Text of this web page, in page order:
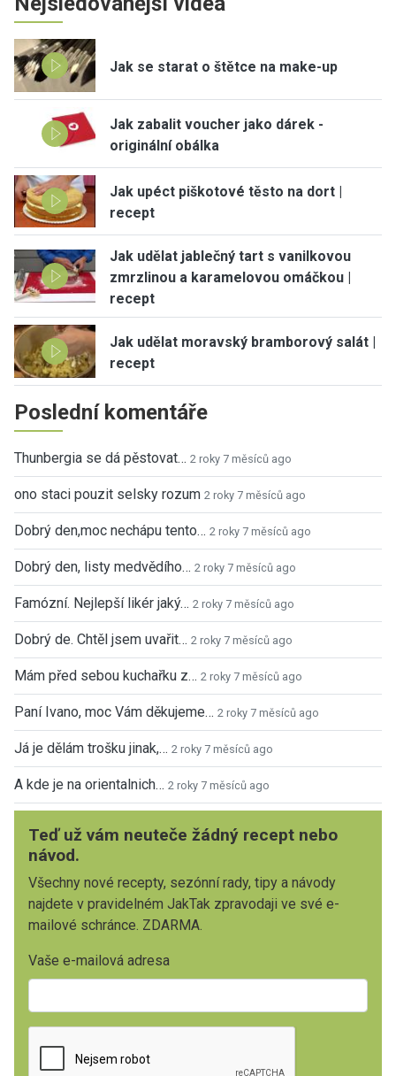
Jak se starat o štětce na make-up
Jak zabalit voucher jako dárek -
originální obálka
Jak upéct piškotové těsto na dort |
recept
Jak udělat jablečný tart s vanilkovou
zmrzlinou a karamelovou omáčkou |
recept
Jak udělat moravský bramborový salát |
recept
Poslední komentáře
Thunbergia se dá pěstovat… 2 roky 7 měsíců ago
ono staci pouzit selsky rozum 2 roky 7 měsíců ago
Dobrý den,moc nechápu tento… 2 roky 7 měsíců ago
Dobrý den, listy medvědího… 2 roky 7 měsíců ago
Famózní. Nejlepší likér jaký… 2 roky 7 měsíců ago
Dobrý de. Chtěl jsem uvařit… 2 roky 7 měsíců ago
Mám před sebou kuchařku z… 2 roky 7 měsíců ago
Paní Ivano, moc Vám děkujeme… 2 roky 7 měsíců ago
Já je dělám trošku jinak,… 2 roky 7 měsíců ago
A kde je na orientalnich… 2 roky 7 měsíců ago
Teď už vám neuteče žádný recept nebo
návod.
Všechny nové recepty, sezónní rady, tipy a návody
najdete v pravidelném JakTak zpravodaji ve své e-
mailové schránce. ZDARMA.
Vaše e-mailová adresa